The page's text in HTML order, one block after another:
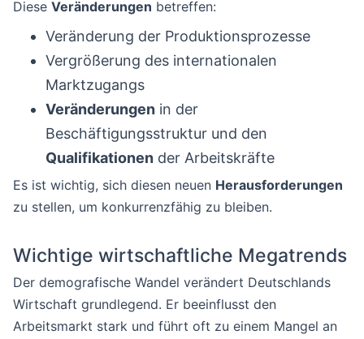
Diese Veränderungen betreffen:
Veränderung der Produktionsprozesse
Vergrößerung des internationalen
Marktzugangs
Veränderungen in der
Beschäftigungsstruktur und den
Qualifikationen der Arbeitskräfte
Es ist wichtig, sich diesen neuen Herausforderungen
zu stellen, um konkurrenzfähig zu bleiben.
Wichtige wirtschaftliche Megatrends
Der demografische Wandel verändert Deutschlands
Wirtschaft grundlegend. Er beeinflusst den
Arbeitsmarkt stark und führt oft zu einem Mangel an